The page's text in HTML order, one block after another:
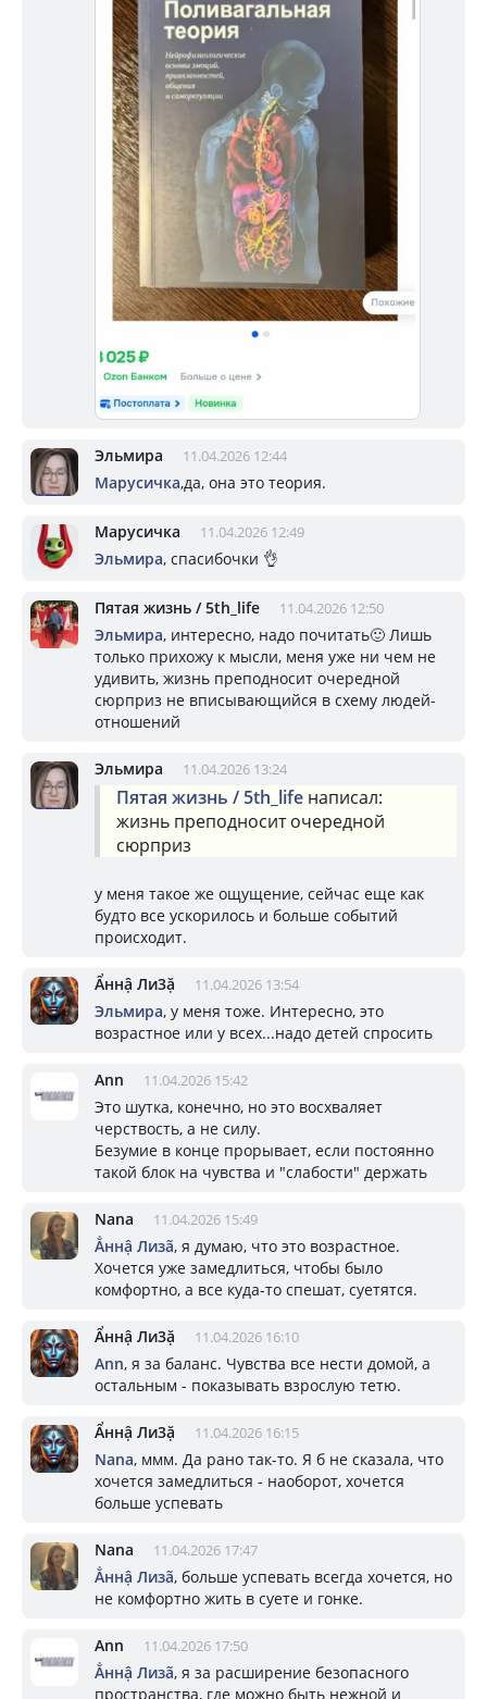
Эльмира 11.04.2026 12:44
Марусичка,да, она это теория.
Марусичка 11.04.2026 12:49
Эльмира, спасибочки 👌
Пятая жизнь / 5th_life 11.04.2026 12:50
Эльмира, интересно, надо почитать🙂 Лишь
только прихожу к мысли, меня уже ни чем не
удивить, жизнь преподносит очередной
сюрприз не вписывающийся в схему людей-
отношений
Эльмира 11.04.2026 13:24
Пятая жизнь / 5th_life написал:
жизнь преподносит очередной
сюрприз
у меня такое же ощущение, сейчас еще как
будто все ускорилось и больше событий
происходит.
Ẩннậ Ли3ặ 11.04.2026 13:54
Эльмира, у меня тоже. Интересно, это
возрастное или у всех...надо детей спросить
Ann 11.04.2026 15:42
Это шутка, конечно, но это восхваляет
черствость, а не силу.
Безумие в конце прорывает, если постоянно
такой блок на чувства и "слабости" держать
Nana 11.04.2026 15:49
Ẳннậ Лизã, я думаю, что это возрастное.
Хочется уже замедлиться, чтобы было
комфортно, а все куда-то спешат, суетятся.
Ẩннậ Ли3ặ 11.04.2026 16:10
Ann, я за баланс. Чувства все нести домой, а
остальным - показывать взрослую тетю.
Ẩннậ Ли3ặ 11.04.2026 16:15
Nana, ммм. Да рано так-то. Я б не сказала, что
хочется замедлиться - наоборот, хочется
больше успевать
Nana 11.04.2026 17:47
Ẳннậ Лизã, больше успевать всегда хочется, но
не комфортно жить в суете и гонке.
Ann 11.04.2026 17:50
Ẳннậ Лизã, я за расширение безопасного
пространства, где можно быть нежной и